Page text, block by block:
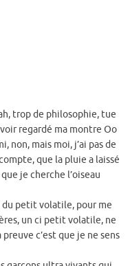
trop de philosophie, tue
regardé ma montre Oo
non, mais moi, j’ai pas de
que la pluie a laissé
je cherche l’oiseau
du petit volatile, pour me
un ci petit volatile, ne
c’est que je ne sens